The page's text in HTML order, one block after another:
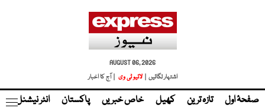
AUGUST 06, 2026
اشتہار لگائیں |
لائیو ٹی وی | آج کا اخبار
صفحۂ اول تازہ ترین کھیل خاص خبریں پاکستان انٹر نیشنل